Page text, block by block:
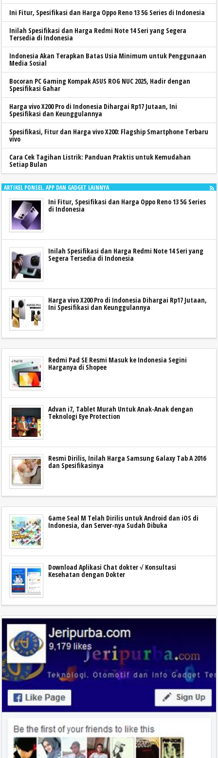
Ini Fitur, Spesifikasi dan Harga Oppo Reno 13 5G Series di Indonesia
Inilah Spesifikasi dan Harga Redmi Note 14 Seri yang Segera
Tersedia di Indonesia
Indonesia Akan Terapkan Batas Usia Minimum untuk Penggunaan
Media Sosial
Bocoran PC Gaming Kompak ASUS ROG NUC 2025, Hadir dengan
Spesifikasi Gahar
Harga vivo X200 Pro di Indonesia Dihargai Rp17 Jutaan, Ini
Spesifikasi dan Keunggulannya
Spesifikasi, Fitur dan Harga vivo X200: Flagship Smartphone Terbaru
vivo
Cara Cek Tagihan Listrik: Panduan Praktis untuk Kemudahan
Setiap Bulan
ARTIKEL PONSEL. APP DAN GADGET LAINNYA
Ini Fitur, Spesifikasi dan Harga Oppo Reno 13 5G Series
di Indonesia
Inilah Spesifikasi dan Harga Redmi Note 14 Seri yang
Segera Tersedia di Indonesia
Harga vivo X200 Pro di Indonesia Dihargai Rp17 Jutaan,
Ini Spesifikasi dan Keunggulannya
Redmi Pad SE Resmi Masuk ke Indonesia Segini
Harganya di Shopee
Advan i7, Tablet Murah Untuk Anak-Anak dengan
Teknologi Eye Protection
Resmi Dirilis, Inilah Harga Samsung Galaxy Tab A 2016
dan Spesifikasinya
Game Seal M Telah Dirilis untuk Android dan iOS di
Indonesia, dan Server-nya Sudah Dibuka
Download Aplikasi Chat dokter √ Konsultasi
Kesehatan dengan Dokter